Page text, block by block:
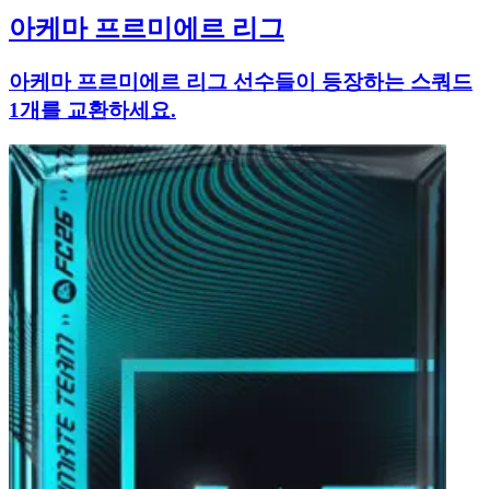
아케마 프르미에르 리그
아케마 프르미에르 리그 선수들이 등장하는 스쿼드
1개를 교환하세요.